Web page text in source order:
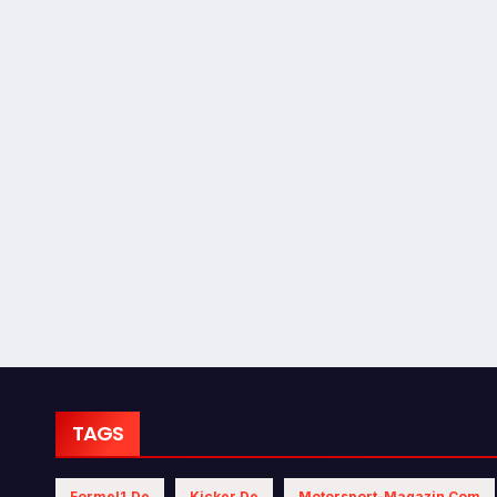
TAGS